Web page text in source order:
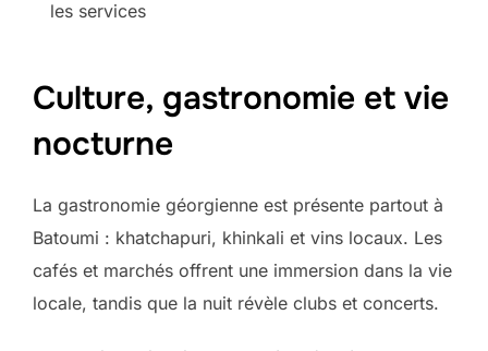
les services
Culture, gastronomie et vie
nocturne
La gastronomie géorgienne est présente partout à
Batoumi : khatchapuri, khinkali et vins locaux. Les
cafés et marchés offrent une immersion dans la vie
locale, tandis que la nuit révèle clubs et concerts.